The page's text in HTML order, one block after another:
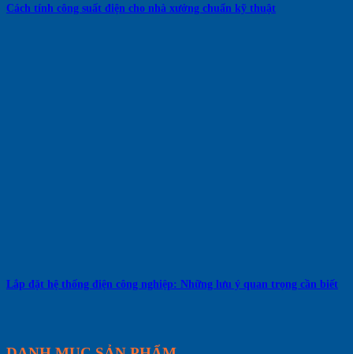
Cách tính công suất điện cho nhà xưởng chuẩn kỹ thuật
Lắp đặt hệ thống điện công nghiệp: Những lưu ý quan trọng cần biết